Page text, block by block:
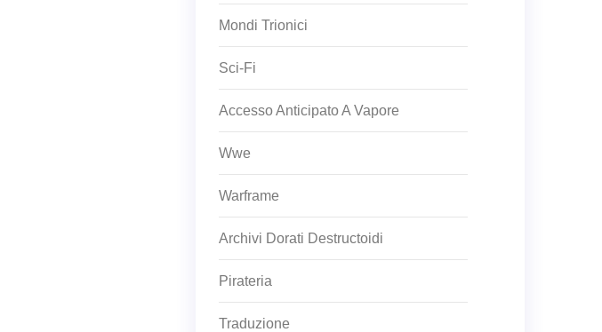
Mondi Trionici
Sci-Fi
Accesso Anticipato A Vapore
Wwe
Warframe
Archivi Dorati Destructoidi
Pirateria
Traduzione